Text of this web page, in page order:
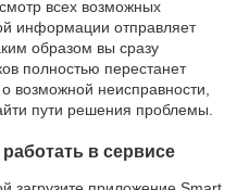
всех возможных
информации отправляет
образом вы сразу
полностью перестанет
возможной неисправности,
пути решения проблемы.
в сервисе